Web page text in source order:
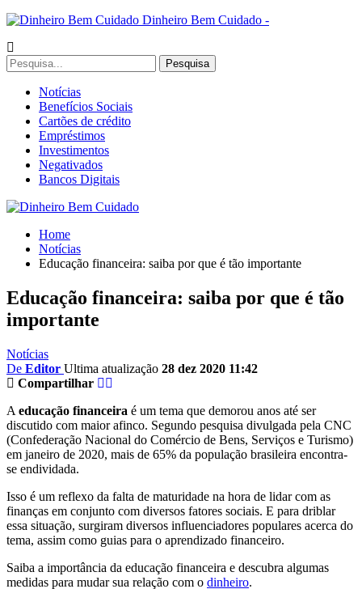
Dinheiro Bem Cuidado -
Notícias
Benefícios Sociais
Cartões de crédito
Empréstimos
Investimentos
Negativados
Bancos Digitais
Home
Notícias
Educação financeira: saiba por que é tão importante
Educação financeira: saiba por que é tão
importante
Notícias
De Editor Ultima atualização 28 dez 2020 11:42
Compartilhar
A educação financeira é um tema que demorou anos até ser
discutido com maior afinco. Segundo pesquisa divulgada pela CNC
(Confederação Nacional do Comércio de Bens, Serviços e Turismo)
em janeiro de 2020, mais de 65% da população brasileira encontra-
se endividada.
Isso é um reflexo da falta de maturidade na hora de lidar com as
finanças em conjunto com diversos fatores sociais. E para driblar
essa situação, surgiram diversos influenciadores populares acerca do
tema, assim como guias para o aprendizado financeiro.
Saiba a importância da educação financeira e descubra algumas
medidas para mudar sua relação com o dinheiro.